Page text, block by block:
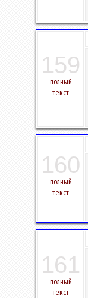
159
полный
текст
160
полный
текст
161
полный
текст